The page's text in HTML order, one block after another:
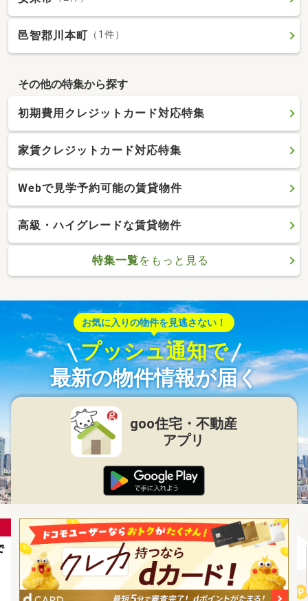
邑智郡川本町 （1件）
その他の特集から探す
初期費用クレジットカード対応特集
家賃クレジットカード対応特集
Webで見学予約可能の賃貸物件
高級・ハイグレードな賃貸物件
特集一覧をもっと見る
お気に入りの物件を見逃さない！
プッシュ通知で
最新の物件情報が届く
goo住宅・不動産
アプリ